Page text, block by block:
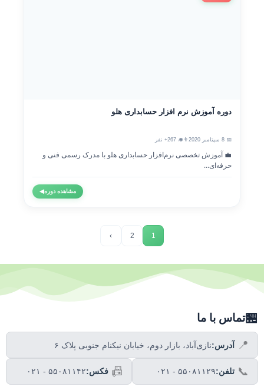
دوره آموزش نرم افزار حسابداری هلو
📅 8 سپتامبر 2020 👨‍🎓 267+ نفر
💼 آموزش تخصصی نرم‌افزار حسابداری هلو با مدرک رسمی فنی و
حرفه‌ای...
مشاهده دوره◀
1
2
›
🏪تماس با ما
📍 آدرس:نازی‌آباد، بازار دوم، خیابان نیکنام جنوبی پلاک ۶
📞 تلفن:۰۲۱ - ۵۵۰۸۱۱۲۹ 📠 فکس:۰۲۱ - ۵۵۰۸۱۱۴۲